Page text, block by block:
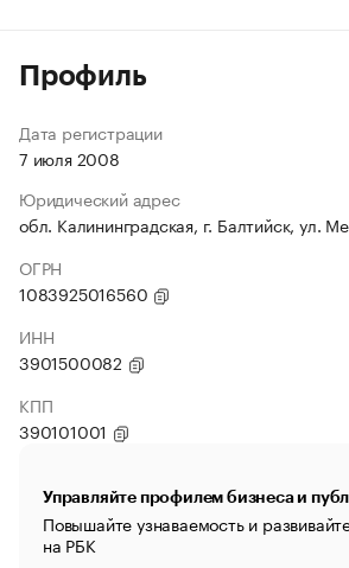
Профиль
Дата регистрации
7 июля 2008
Юридический адрес
обл. Калининградская, г. Балтийск, ул.
ОГРН
1083925016560
ИНН
3901500082
КПП
390101001
Управляйте профилем бизнеса и
Повышайте узнаваемость и
на РБК